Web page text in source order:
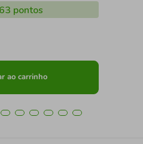
pontos
ao carrinho